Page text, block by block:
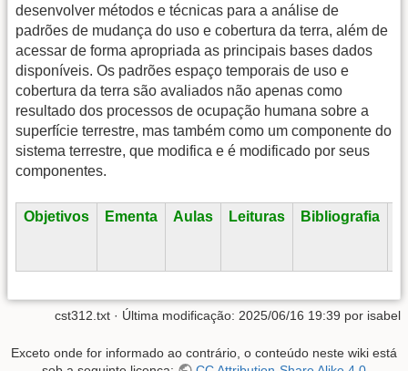
desenvolver métodos e técnicas para a análise de
padrões de mudança do uso e cobertura da terra, além de
acessar de forma apropriada as principais bases dados
disponíveis. Os padrões espaço temporais de uso e
cobertura da terra são avaliados não apenas como
resultado dos processos de ocupação humana sobre a
superfície terrestre, mas também como um componente do
sistema terrestre, que modifica e é modificado por seus
componentes.
Objetivos Ementa Aulas Leituras Bibliografia
cst312.txt · Última modificação: 2025/06/16 19:39 por isabel
Exceto onde for informado ao contrário, o conteúdo neste wiki está